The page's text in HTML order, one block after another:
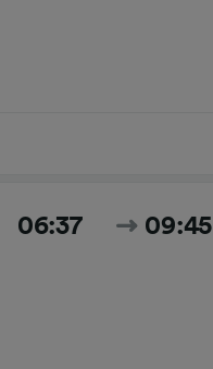
06:37 09:45